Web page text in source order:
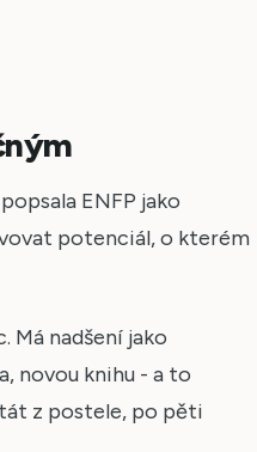
ENFP jako
potenciál, o kterém
Má nadšení jako
novou knihu - a to
z postele, po pěti